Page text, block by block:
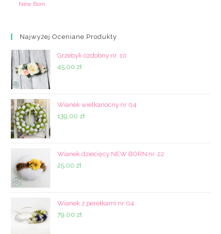
New Born
Najwyżej Oceniane Produkty
Grzebyk ozdobny nr. 10
45,00 zł
Wianek wielkanocny nr 04
139,00 zł
Wianek dziecięcy NEW BORN nr. 22
25,00 zł
Wianek z perełkami nr 04
79,00 zł